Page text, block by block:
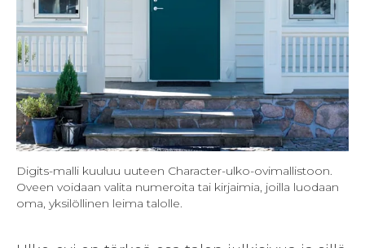
Digits-malli kuuluu uuteen Character-ulko-ovimallistoon.
Oveen voidaan valita numeroita tai kirjaimia, joilla luodaan
oma, yksilöllinen leima talolle.